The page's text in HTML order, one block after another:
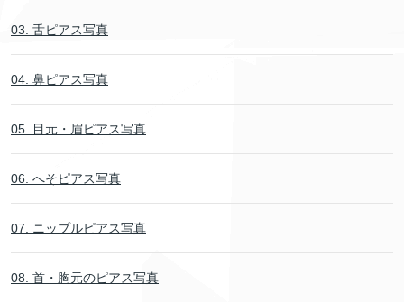
03. 舌ピアス写真
04. 鼻ピアス写真
05. 目元・眉ピアス写真
06. へそピアス写真
07. ニップルピアス写真
08. 首・胸元のピアス写真